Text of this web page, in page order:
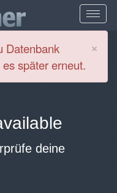
×
Datenbank
später erneut.
deine